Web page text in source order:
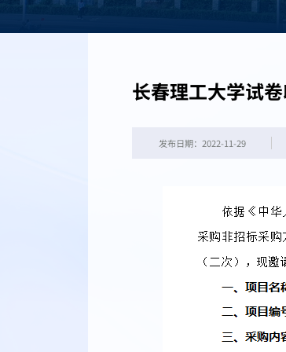
长春理工大学试
发布日期：2022-11-29